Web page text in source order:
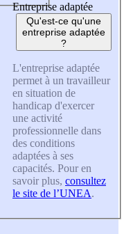
Entreprise adaptée
Qu'est-ce qu'une
entreprise adaptée
?
L'entreprise adaptée
permet à un travailleur
en situation de
handicap d'exercer
une activité
professionnelle dans
des conditions
adaptées à ses
capacités. Pour en
savoir plus, consultez
le site de l’UNEA.